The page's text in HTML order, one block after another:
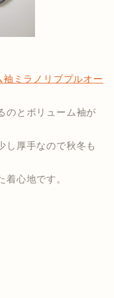
ミラノリブプルオー
のとボリューム袖が
し厚手なので秋冬も
着心地です。